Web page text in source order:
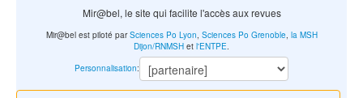
Mir@bel, le site qui facilite l'accès aux revues
Mir@bel est piloté parSciences Po Lyon, Sciences Po Grenoble, la MSH
Dijon/RNMSH et l'ENTPE.
Personnalisation: